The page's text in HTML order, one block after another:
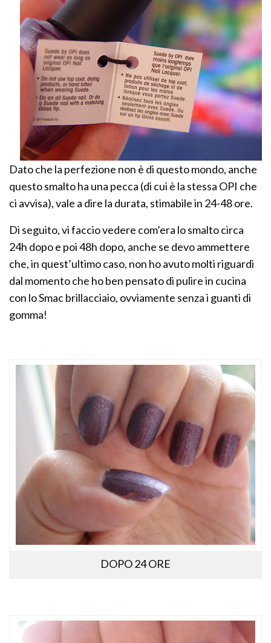
Dato che la perfezione non è di questo mondo, anche
questo smalto ha una pecca (di cui è la stessa OPI che
ci avvisa), vale a dire la durata, stimabile in 24-48 ore.
Di seguito, vi faccio vedere com’era lo smalto circa
24h dopo e poi 48h dopo, anche se devo ammettere
che, in quest’ultimo caso, non ho avuto molti riguardi
dal momento che ho ben pensato di pulire in cucina
con lo Smac brillacciaio, ovviamente senza i guanti di
gomma!
DOPO 24 ORE